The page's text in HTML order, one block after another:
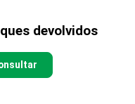
devolvidos